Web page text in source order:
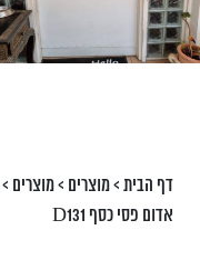
דף הבית>מוצרים >מוצרים >
אדום פסי כסף D131